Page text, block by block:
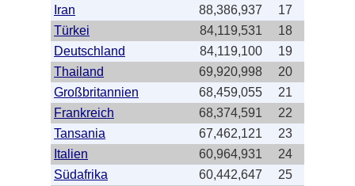
Iran
88,386,937
17
Türkei
84,119,531
18
Deutschland
84,119,100
19
Thailand
69,920,998
20
Großbritannien
68,459,055
21
Frankreich
68,374,591
22
Tansania
67,462,121
23
Italien
60,964,931
24
Südafrika
60,442,647
25